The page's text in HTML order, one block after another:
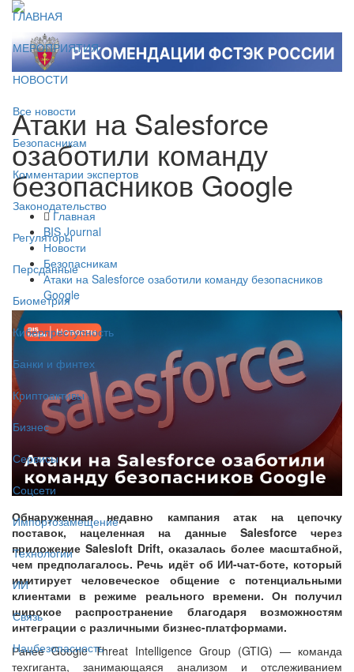
ГЛАВНАЯ
МЕРОПРИЯТИЯ
НОВОСТИ
Все новости
Безопасникам
Комментарии экспертов
Законодательство
Регуляторы
Персданные
Биометрия
Киберпреступность
Банки и финтех
Криптоактивы
Бизнес
Сервисы
Соцсети
Импортозамещение
Технологии
ИИ
Связь
Нацбезопасность
Атаки на Salesforce
озаботили команду
безопасников Google
Главная
BIS Journal
Новости
Безопасникам
Атаки на Salesforce озаботили команду безопасников
Google
Обнаруженная недавно кампания атак на цепочку
поставок, нацеленная на данные Salesforce через
приложение Salesloft Drift, оказалась более масштабной,
чем предполагалось. Речь идёт об ИИ-чат-боте, который
имитирует человеческое общение с потенциальными
клиентами в режиме реального времени. Он получил
широкое распространение благодаря возможностям
интеграции с различными бизнес-платформами.
Ранее Google Threat Intelligence Group (GTIG) — команда
техгиганта, занимающаяся анализом и отслеживанием